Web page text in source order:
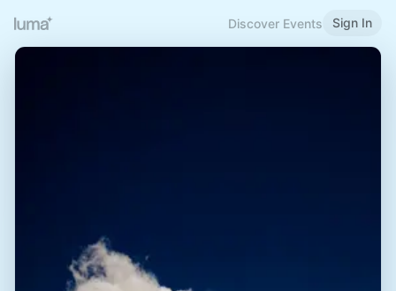
Discover Events Sign In